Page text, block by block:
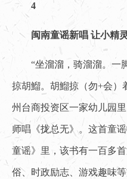
4
闽南童谣新唱 让小精
“坐溜溜，骑溜溜。一
掠胡鰡。胡鰡掠（勿+会
州台商投资区一家幼儿园
师唱《拢总无》。这首童
童谣》里，该书有一百多
俗、时政励志、游戏趣味等